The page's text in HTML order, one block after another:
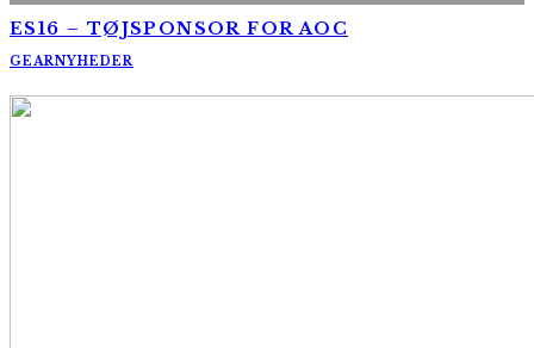
ES16 – TØJSPONSOR FOR AOC
GEARNYHEDER